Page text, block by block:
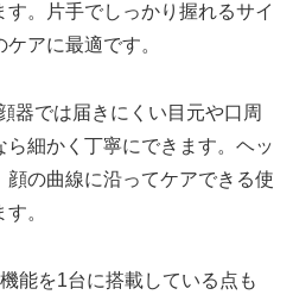
。片手でしっかり握れるサイ
アに最適です。
器では届きにくい目元や口周
ら細かく丁寧にできます。ヘッ
顔の曲線に沿ってケアできる使
。
能を1台に搭載している点も